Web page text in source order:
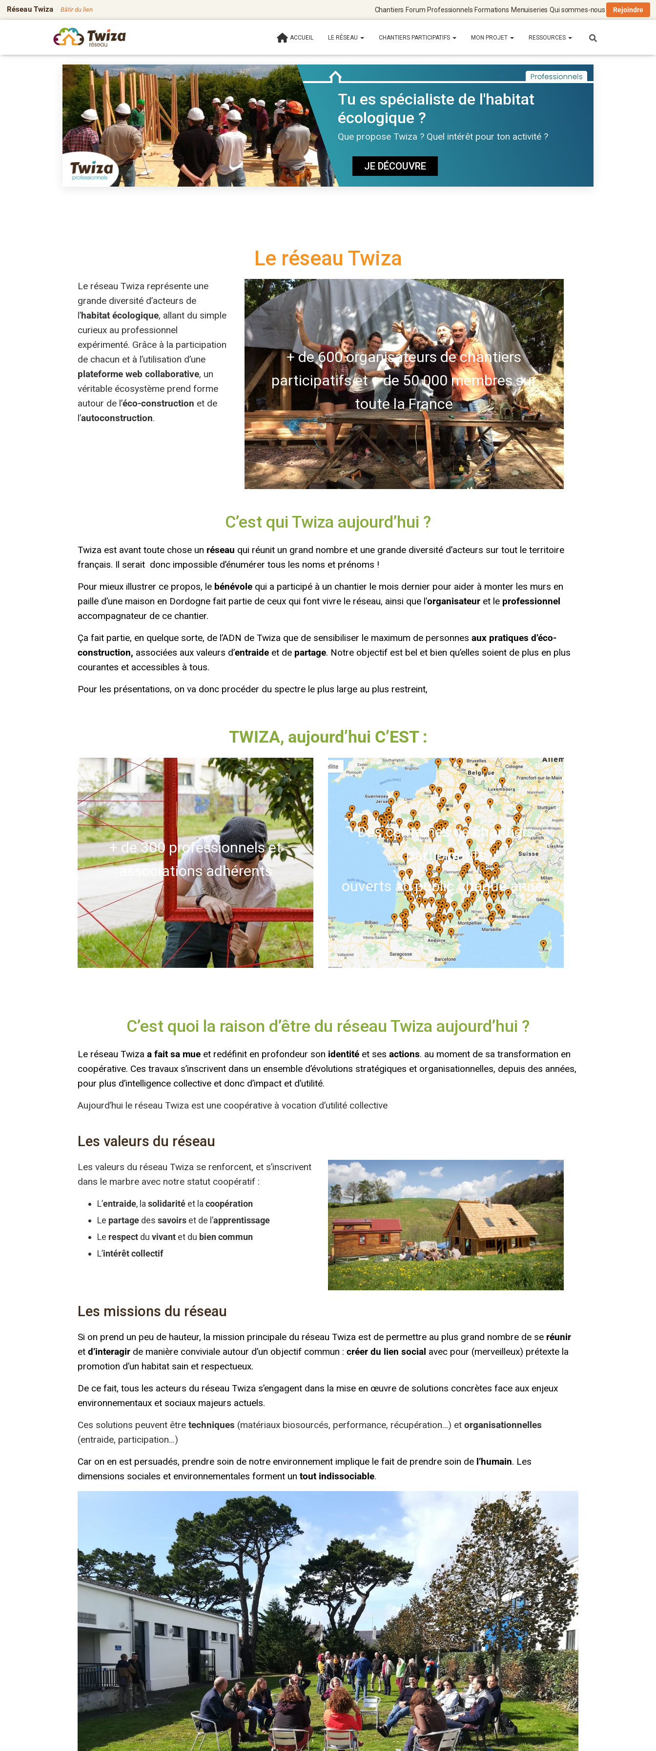
Réseau Twiza · Bâtir du lien Chantiers Forum Professionnels Formations Menuiseries Qui sommes-nous Rejoindre
ACCUEIL LE RÉSEAU CHANTIERS PARTICIPATIFS MON PROJET RESSOURCES
Tu es spécialiste de l'habitat
écologique ?
Que propose Twiza ? Quel intérêt pour ton activité ?
JE DÉCOUVRE
Le réseau Twiza
Le réseau Twiza représente une
grande diversité d’acteurs de
l’habitat écologique, allant du simple
curieux au professionnel
expérimenté. Grâce à la participation
de chacun et à l’utilisation d’une
plateforme web collaborative, un
véritable écosystème prend forme
autour de l’éco-construction et de
l’autoconstruction.
+ de 600 organisateurs de chantiers
participatifs et + de 50 000 membres sur
toute la France
C’est qui Twiza aujourd’hui ?
Twiza est avant toute chose un réseau qui réunit un grand nombre et une grande diversité d’acteurs sur tout le territoire
français. Il serait donc impossible d’énumérer tous les noms et prénoms !
Pour mieux illustrer ce propos, le bénévole qui a participé à un chantier le mois dernier pour aider à monter les murs en
paille d’une maison en Dordogne fait partie de ceux qui font vivre le réseau, ainsi que l’organisateur et le professionnel
accompagnateur de ce chantier.
Ça fait partie, en quelque sorte, de l’ADN de Twiza que de sensibiliser le maximum de personnes aux pratiques d’éco-
construction, associées aux valeurs d’entraide et de partage. Notre objectif est bel et bien qu’elles soient de plus en plus
courantes et accessibles à tous.
Pour les présentations, on va donc procéder du spectre le plus large au plus restreint,
TWIZA, aujourd’hui C’EST :
+ de 300 professionnels et
associations adhérents
Des centaines de chantiers
participatifs
ouverts au public chaque année
C’est quoi la raison d’être du réseau Twiza aujourd’hui ?
Le réseau Twiza a fait sa mue et redéfinit en profondeur son identité et ses actions. au moment de sa transformation en
coopérative. Ces travaux s’inscrivent dans un ensemble d’évolutions stratégiques et organisationnelles, depuis des années,
pour plus d’intelligence collective et donc d’impact et d’utilité.
Aujourd’hui le réseau Twiza est une coopérative à vocation d’utilité collective
Les valeurs du réseau
Les valeurs du réseau Twiza se renforcent, et s’inscrivent
dans le marbre avec notre statut coopératif :
L’entraide, la solidarité et la coopération
Le partage des savoirs et de l’apprentissage
Le respect du vivant et du bien commun
L’intérêt collectif
Les missions du réseau
Si on prend un peu de hauteur, la mission principale du réseau Twiza est de permettre au plus grand nombre de se réunir
et d’interagir de manière conviviale autour d’un objectif commun : créer du lien social avec pour (merveilleux) prétexte la
promotion d’un habitat sain et respectueux.
De ce fait, tous les acteurs du réseau Twiza s’engagent dans la mise en œuvre de solutions concrètes face aux enjeux
environnementaux et sociaux majeurs actuels.
Ces solutions peuvent être techniques (matériaux biosourcés, performance, récupération…) et organisationnelles
(entraide, participation…)
Car on en est persuadés, prendre soin de notre environnement implique le fait de prendre soin de l’humain. Les
dimensions sociales et environnementales forment un tout indissociable.